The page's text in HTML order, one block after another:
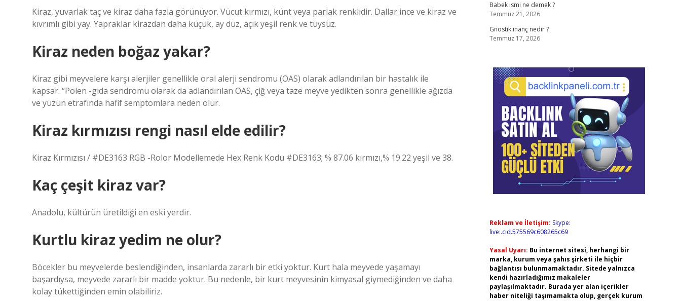
Kiraz, yuvarlak taç ve kiraz daha fazla görünüyor. Vücut kırmızı, künt veya parlak renklidir. Dallar ince ve kiraz ve
kıvrımlı gibi yay. Yapraklar kirazdan daha küçük, ay düz, açık yeşil renk ve tüysüz.
Kiraz neden boğaz yakar?
Kiraz gibi meyvelere karşı alerjiler genellikle oral alerji sendromu (OAS) olarak adlandırılan bir hastalık ile
kapsar. “Polen -gıda sendromu olarak da adlandırılan OAS, çiğ veya taze meyve yedikten sonra genellikle ağızda
ve yüzün etrafında hafif semptomlara neden olur.
Kiraz kırmızısı rengi nasıl elde edilir?
Kiraz Kırmızısı / #DE3163 RGB -Rolor Modellemede Hex Renk Kodu #DE3163; % 87.06 kırmızı,% 19.22 yeşil ve 38.
Kaç çeşit kiraz var?
Anadolu, kültürün üretildiği en eski yerdir.
Kurtlu kiraz yedim ne olur?
Böcekler bu meyvelerde beslendiğinden, insanlarda zararlı bir etki yoktur. Kurt hala meyvede yaşamayı
başardıysa, meyvede zararlı bir madde yoktur. Bu nedenle, bir kurt meyvesinin kimyasal giymediğinden ve daha
kolay tükettiğinden emin olabiliriz.
Babek ismi ne demek ?
Temmuz 21, 2026
Gnostik inanç nedir ?
Temmuz 17, 2026
Reklam ve İletişim: Skype:
live:.cid.575569c608265c69
Yasal Uyarı: Bu internet sitesi, herhangi bir
marka, kurum veya şahıs şirketi ile hiçbir
bağlantısı bulunmamaktadır. Sitede yalnızca
kendi hazırladığımız makaleler
paylaşılmaktadır. Burada yer alan içerikler
haber niteliği taşımamakta olup, gerçek kurum